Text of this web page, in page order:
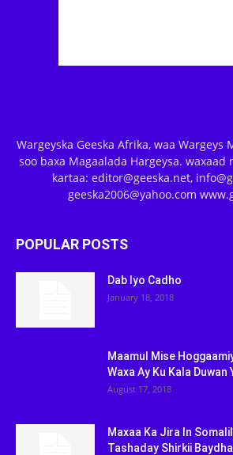
Wargeyska Geeska Afrika, waa Wargeys
soo baxa Magaalada Hargeysa.
kartaa: editor@geeska.net,
geeska2006@yahoo.com
POPULAR POSTS
Dab Iyo Cadho
January 18, 2018
Maamul Mise
Waxa Ay Ku Kala Duwan
August 17, 2018
Maxaa Ka Jira In
Tashaday Shirkii